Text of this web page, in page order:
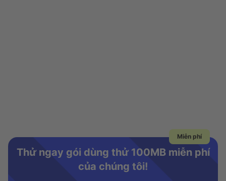
Miễn phí
Thử ngay gói dùng thử 100MB miễn phí
của chúng tôi!